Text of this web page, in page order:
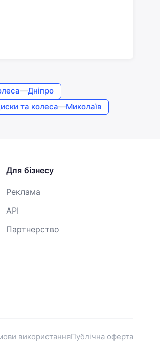
—Дніпро
та колеса—Миколаїв
Для бізнесу
Реклама
API
Партнерство
використанняПублічна оферта